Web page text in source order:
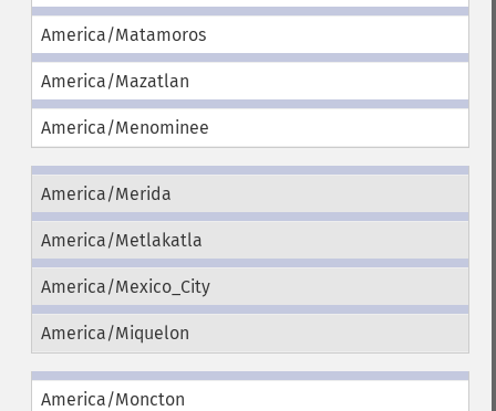
America/Matamoros
America/Mazatlan
America/Menominee
America/Merida
America/Metlakatla
America/Mexico_City
America/Miquelon
America/Moncton